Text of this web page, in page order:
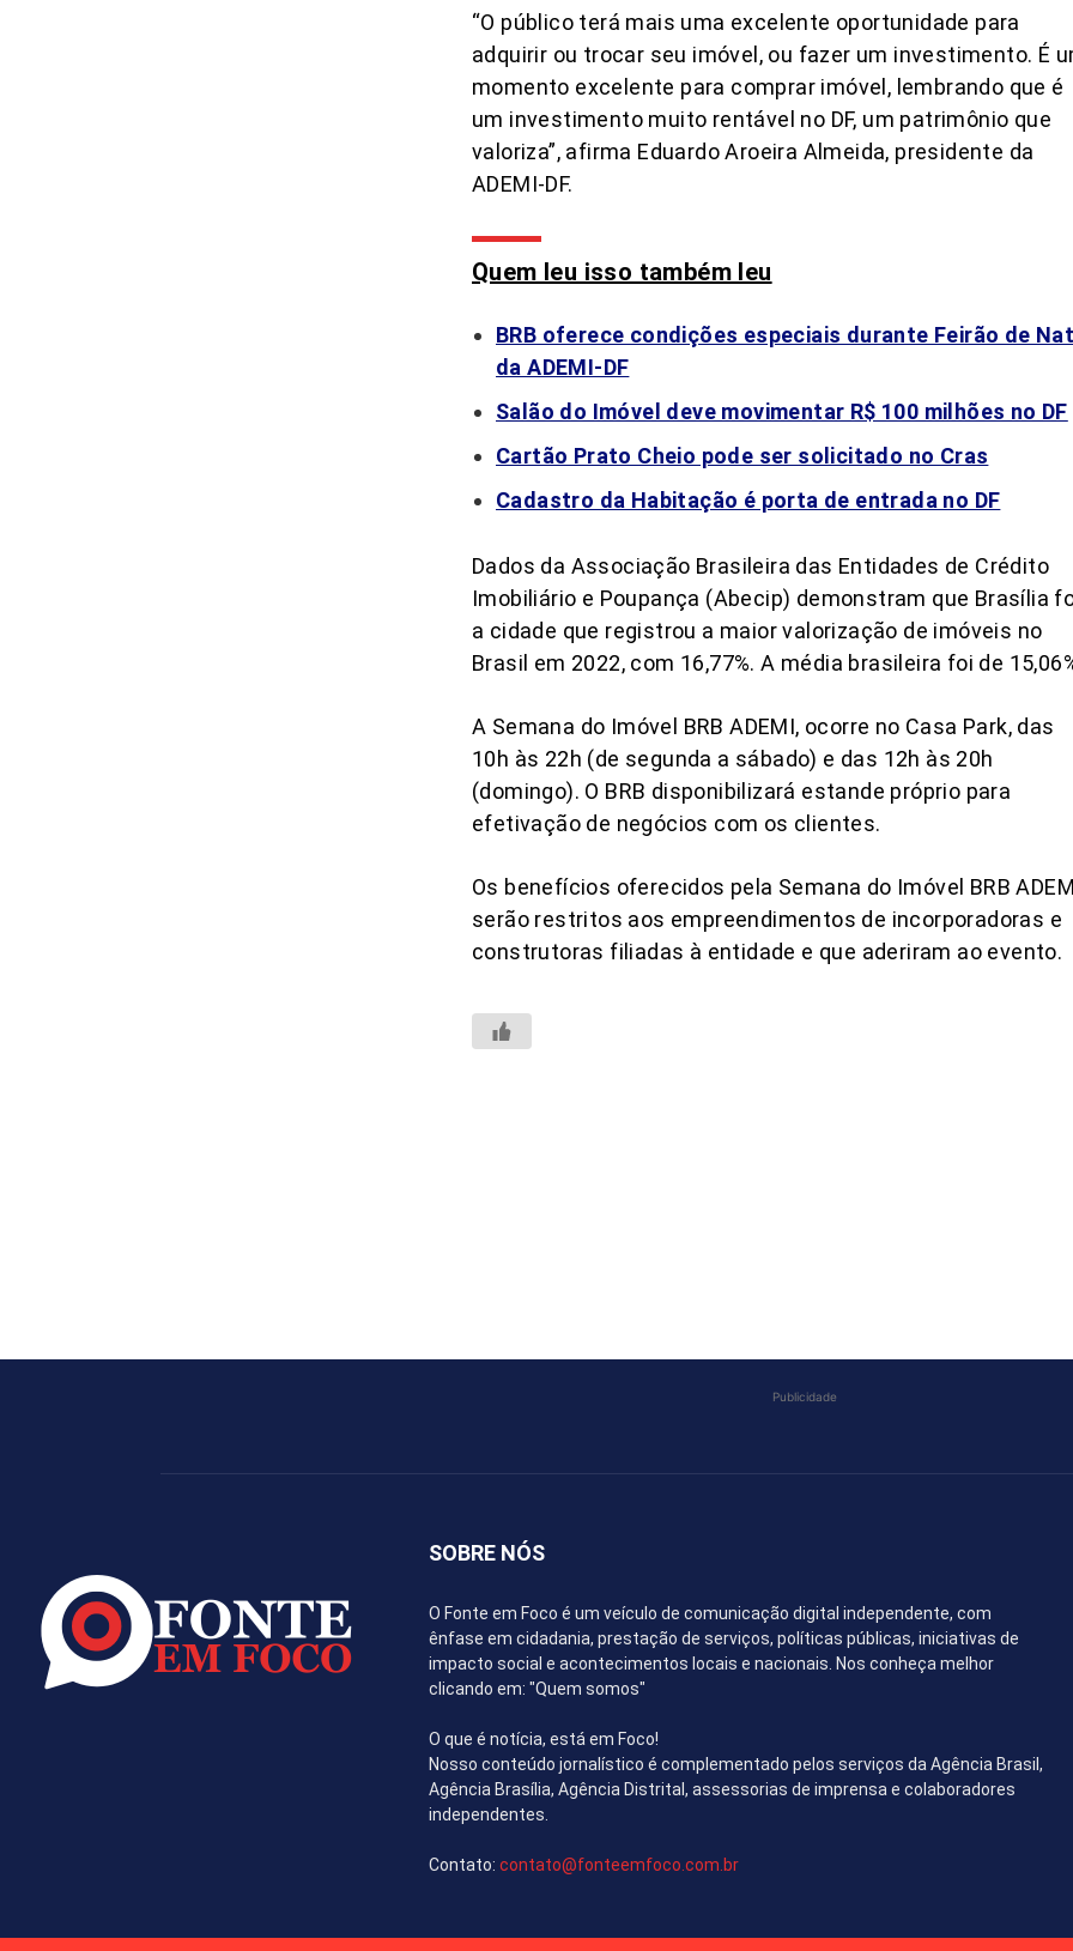
“O público terá mais uma excelente oportunidade para
adquirir ou trocar seu imóvel, ou fazer um investimento. É
momento excelente para comprar imóvel, lembrando que é
um investimento muito rentável no DF, um patrimônio que
valoriza”, afirma Eduardo Aroeira Almeida, presidente da
ADEMI-DF.
Quem leu isso também leu
BRB oferece condições especiais durante Feirão de
da ADEMI-DF
Salão do Imóvel deve movimentar R$ 100 milhões no DF
Cartão Prato Cheio pode ser solicitado no Cras
Cadastro da Habitação é porta de entrada no DF
Dados da Associação Brasileira das Entidades de Crédito
Imobiliário e Poupança (Abecip) demonstram que Brasília
a cidade que registrou a maior valorização de imóveis no
Brasil em 2022, com 16,77%. A média brasileira foi de
A Semana do Imóvel BRB ADEMI, ocorre no Casa Park, das
10h às 22h (de segunda a sábado) e das 12h às 20h
(domingo). O BRB disponibilizará estande próprio para
efetivação de negócios com os clientes.
Os benefícios oferecidos pela Semana do Imóvel BRB
serão restritos aos empreendimentos de incorporadoras e
construtoras filiadas à entidade e que aderiram ao evento.
Publicidade
SOBRE NÓS
O Fonte em Foco é um veículo de comunicação digital independente, com
ênfase em cidadania, prestação de serviços, políticas públicas, iniciativas de
impacto social e acontecimentos locais e nacionais. Nos conheça melhor
clicando em: "Quem somos"
O que é notícia, está em Foco!
Nosso conteúdo jornalístico é complementado pelos serviços da Agência Brasil,
Agência Brasília, Agência Distrital, assessorias de imprensa e colaboradores
independentes.
Contato: contato@fonteemfoco.com.br